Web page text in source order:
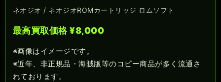
ネオジオ / ネオジオROMカートリッジ ロムソフト
最高買取価格 ¥8,000
※画像はイメージです。
※近年、非正規品・海賊版等のコピー商品が多く流通さ
れております。